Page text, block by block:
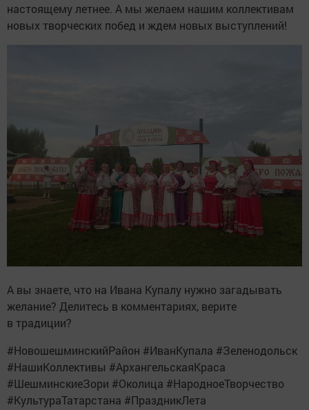
настоящему летнее. А мы желаем нашим коллективам
новых творческих побед и ждем новых выступлений!
А вы знаете, что на Ивана Купалу нужно загадывать
желание? Делитесь в комментариях, верите
в традиции?
#НовошешминскийРайон #ИванКупала #Зеленодольск
#НашиКоллективы #АрхангельскаяКраса
#ШешминскиеЗори #Околица #НародноеТворчество
#КультураТатарстана #ПраздникЛета